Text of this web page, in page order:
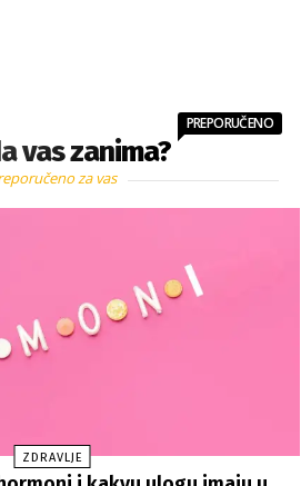
vas zanima?
PREPORUČENO
za vas
ZDRAVLJE